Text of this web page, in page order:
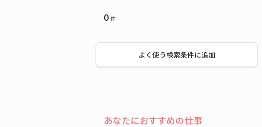
0件
よく使う検索条件に追加
あなたにおすすめの仕事